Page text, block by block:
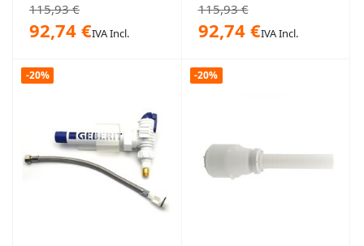
115,93 €
92,74 €IVA Incl.
115,93 €
92,74 €IVA Incl.
-20% -20%